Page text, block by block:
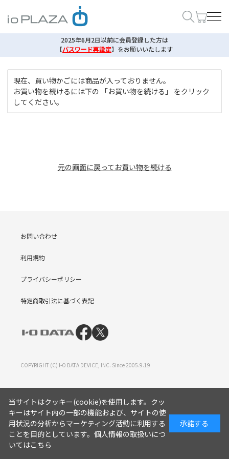
2025年6月2日以前に会員登録した方は
【パスワード再設定】 をお願いいたします
現在、買い物かごには商品が入っておりません。
お買い物を続けるには下の 「お買い物を続ける」 をクリック
してください。
元の画面に戻ってお買い物を続ける
お問い合わせ
利用規約
プライバシーポリシー
特定商取引法に基づく表記
COPYRIGHT (C) I-O DATA DEVICE, INC. Since 2005.9.19
当サイトはクッキー(cookie)を使用します。クッ
キーはサイト内の一部の機能および、サイトの使
用状況の分析からマーケティング活動に利用する
ことを目的としています。 個人情報の取扱いにつ
いてはこちら
承諾する